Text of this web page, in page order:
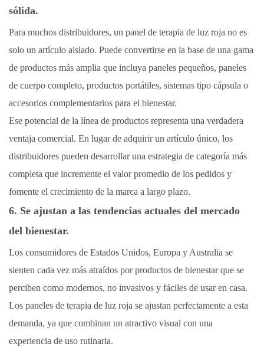
sólida.
Para muchos distribuidores, un panel de terapia de luz roja no es
solo un artículo aislado. Puede convertirse en la base de una gama
de productos más amplia que incluya paneles pequeños, paneles
de cuerpo completo, productos portátiles, sistemas tipo cápsula o
accesorios complementarios para el bienestar.
Ese potencial de la línea de productos representa una verdadera
ventaja comercial. En lugar de adquirir un artículo único, los
distribuidores pueden desarrollar una estrategia de categoría más
completa que incremente el valor promedio de los pedidos y
fomente el crecimiento de la marca a largo plazo.
6. Se ajustan a las tendencias actuales del mercado
del bienestar.
Los consumidores de Estados Unidos, Europa y Australia se
sienten cada vez más atraídos por productos de bienestar que se
perciben como modernos, no invasivos y fáciles de usar en casa.
Los paneles de terapia de luz roja se ajustan perfectamente a esta
demanda, ya que combinan un atractivo visual con una
experiencia de uso rutinaria.